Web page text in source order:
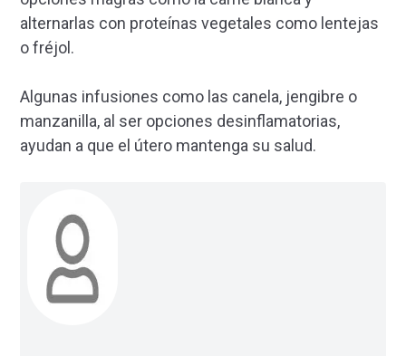
alternarlas con proteínas vegetales como lentejas
o fréjol.
Algunas infusiones como las canela, jengibre o
manzanilla, al ser opciones desinflamatorias,
ayudan a que el útero mantenga su salud.